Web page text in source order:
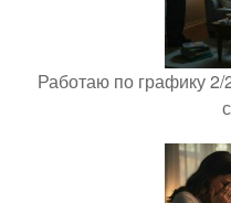
Работаю по графику 2/